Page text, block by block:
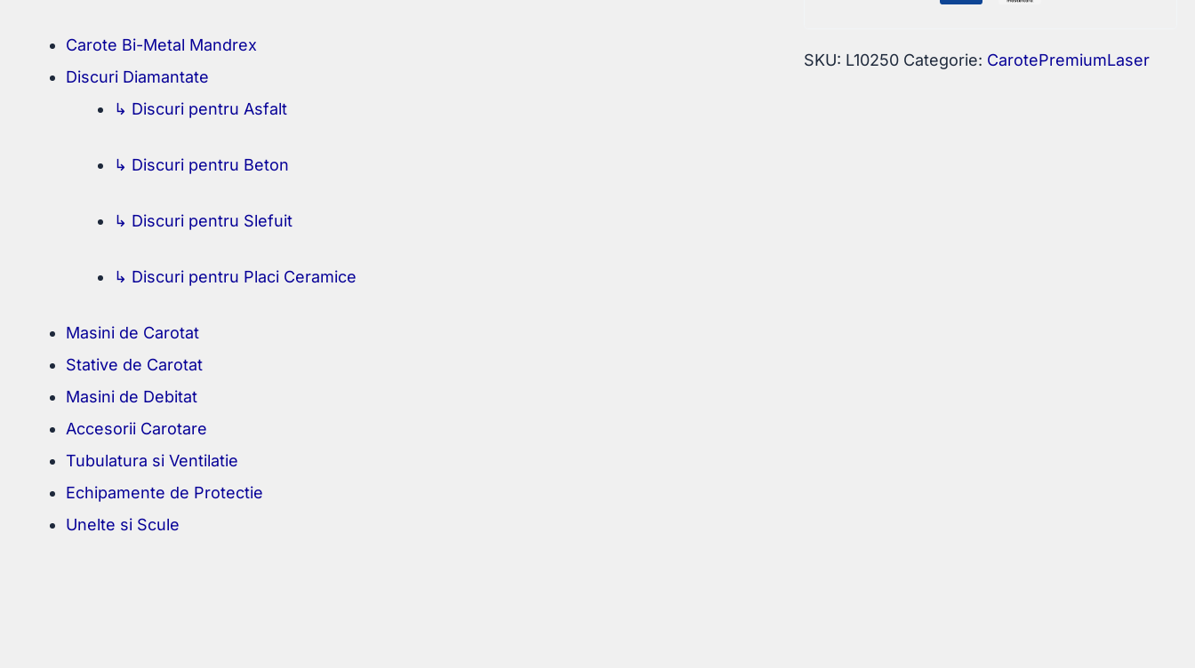
Carote Bi-Metal Mandrex
Discuri Diamantate
↳ Discuri pentru Asfalt
↳ Discuri pentru Beton
↳ Discuri pentru Slefuit
↳ Discuri pentru Placi Ceramice
Masini de Carotat
Stative de Carotat
Masini de Debitat
Accesorii Carotare
Tubulatura si Ventilatie
Echipamente de Protectie
Unelte si Scule
SKU: L10250 Categorie: CarotePremiumLaser